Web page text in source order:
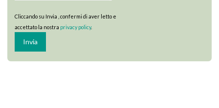
Cliccando su Invia , confermi di aver letto e
accettato la nostra privacy policy.